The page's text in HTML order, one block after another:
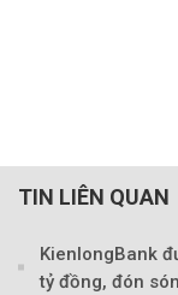
TIN LIÊN QUAN
KienlongBank
tỷ đồng, đón